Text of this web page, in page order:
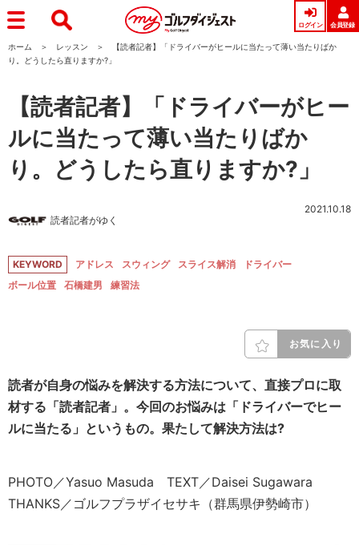
ログイン 会員登録
ホーム レッスン
【読者記者】「ドライバーがヒールに当たって薄い当たりばか
り。どうしたら直りますか?」
【読者記者】「ドライバーがヒー
ルに当たって薄い当たりばか
り。どうしたら直りますか?」
読者記者がゆく
2021.10.18
KEYWORD アドレス スウィング スライス解消
ドライバー
ボール位置
石橋建男 練習法
お気に入り
読者が自身の悩みを解決する方法について、直接プロに取
材する「読者記者」。今回のお悩みは「ドライバーでヒー
ルに当たる」というもの。果たして解決方法は?
PHOTO／Yasuo Masuda TEXT／Daisei Sugawara
THANKS／ゴルフプラザイセサキ（群馬県伊勢崎市）